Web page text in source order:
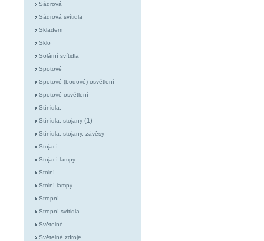
Sádrová
Sádrová svítidla
Skladem
Sklo
Solární svítidla
Spotové
Spotové (bodové) osvětlení
Spotové osvětlení
Stínidla,
Stínidla, stojany(1)
Stínidla, stojany, závěsy
Stojací
Stojací lampy
Stolní
Stolní lampy
Stropní
Stropní svítidla
Světelné
Světelné zdroje